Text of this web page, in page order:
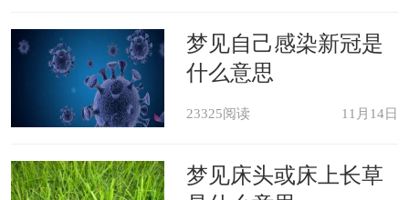
梦见打开弹簧刀或折叠刀，预示你
进去会遇到法律上的麻烦。
荐
梦见自己感染新冠是
什么意思
23325阅读 11月14日
梦见床头或床上长草